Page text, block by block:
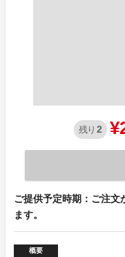
残り 2
ご提供予定時期：ご注文
ます。
概要